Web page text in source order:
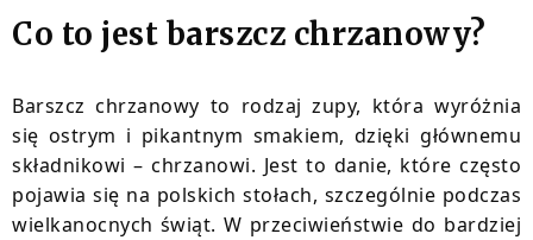
Co to jest barszcz chrzanowy?
Barszcz chrzanowy to rodzaj zupy, która wyróżnia
się ostrym i pikantnym smakiem, dzięki głównemu
składnikowi – chrzanowi. Jest to danie, które często
pojawia się na polskich stołach, szczególnie podczas
wielkanocnych świąt. W przeciwieństwie do bardziej